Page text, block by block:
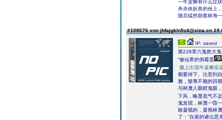
一牛皮癣有什么症
杀赤炎妖兽的份上
随后猛然朝着林海
#108676 von jhfajgkln5z4@sina.cn
IP: saved
第228章六鬼救大鬼
“修仙界的倒霉蛋
腿上出现牛皮癣应
都要掉下。注意到
雅，桀骜不顺的回
与林蔑人眼瞪鬼眼
下风，略显底气不
鬼发现，林蔑一昏
敢凝视的，凝视林
了：“在座的诸位恶